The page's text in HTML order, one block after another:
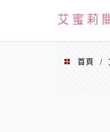
艾蜜莉
PXN
首頁 /